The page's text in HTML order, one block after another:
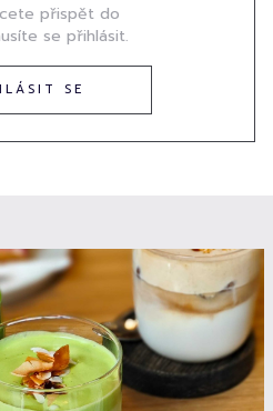
přispět do
se přihlásit.
SE